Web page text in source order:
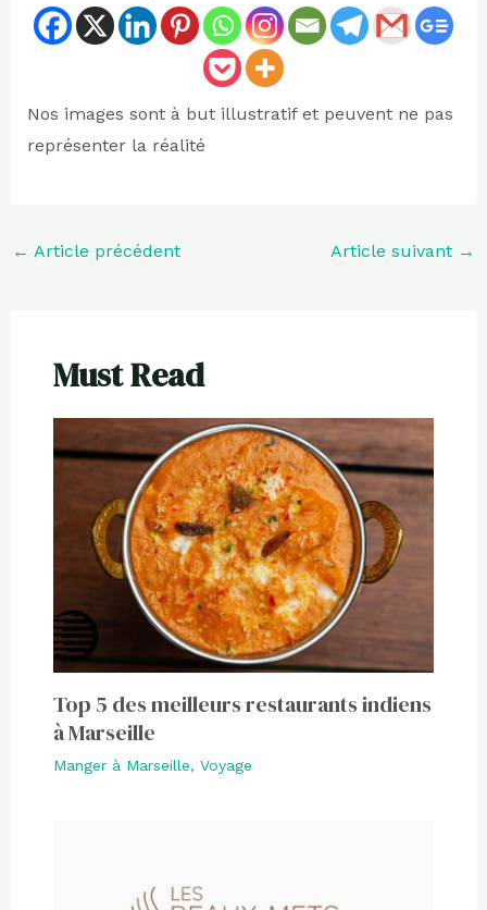
Nos images sont à but illustratif et peuvent ne pas
représenter la réalité
← Article précédent Article suivant →
Must Read
Top 5 des meilleurs restaurants indiens
à Marseille
Manger à Marseille, Voyage